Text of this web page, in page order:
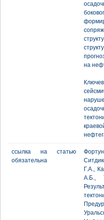
на
ссылка на статью
обязательна
Г.А.,
А.Б.,